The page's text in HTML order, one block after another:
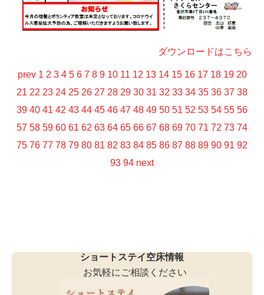
ダウンロードはこちら
prev 1 2 3 4 5 6 7 8 9 10 11 12 13 14 15 16 17 18 19 20
21 22 23 24 25 26 27 28 29 30 31 32 33 34 35 36 37 38
39 40 41 42 43 44 45 46 47 48 49 50 51 52 53 54 55 56
57 58 59 60 61 62 63 64 65 66 67 68 69 70 71 72 73 74
75 76 77 78 79 80 81 82 83 84 85 86 87 88 89 90 91 92
93 94 next
ショートステイ空床情報
お気軽にご相談ください